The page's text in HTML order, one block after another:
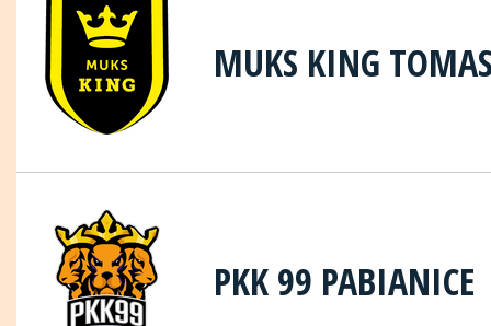
MUKS KING
PKK 99 PABIANICE